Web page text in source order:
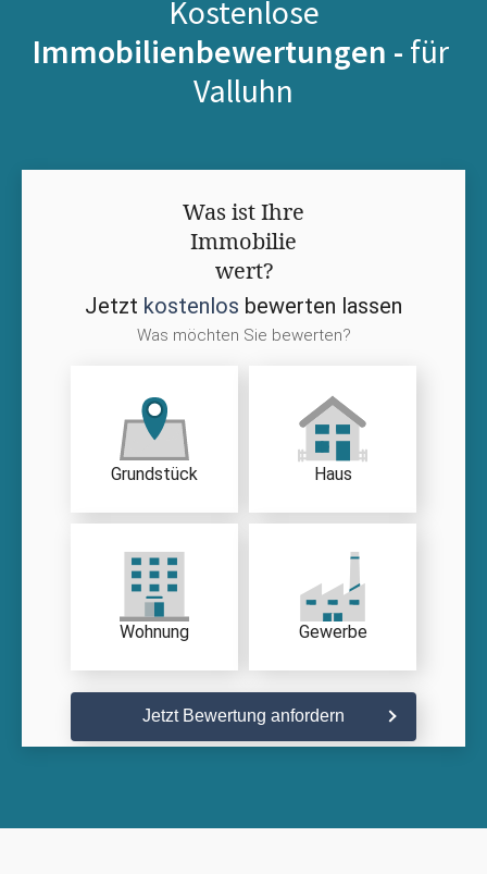
Kostenlose
Immobilienbewertungen - für
Valluhn
Was ist Ihre
Immobilie
wert?
Jetzt kostenlos bewerten lassen
Was möchten Sie bewerten?
Grundstück Haus
Wohnung Gewerbe
Jetzt Bewertung anfordern